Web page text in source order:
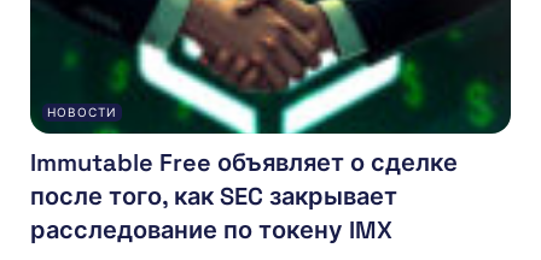
НОВОСТИ
Immutable Free объявляет о сделке
после того, как SEC закрывает
расследование по токену IMX